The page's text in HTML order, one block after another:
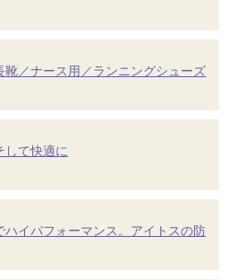
靴／ナース用／ランニングシューズ
して快適に
ハイパフォーマンス。アイトスの防